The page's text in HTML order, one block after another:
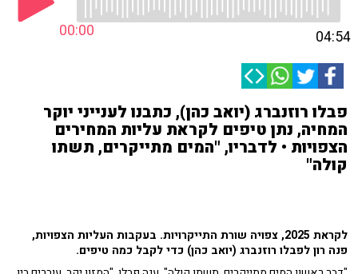
00:00 04:54
פבלו רוזנברג (יואב כהן), כתבנו לענייני יוקר
המחיה, נתן טיפים לקראת עליות המחירים
הצפויות • לדבריו, "המים מתייקרים, תשתו
קולה"
לקראת 2025, צפויה שורת התייקרויות. בעקבות העליות הצפויות,
פנה רון לפבלו רוזנברג (יואב כהן) כדי לקבל כמה טיפים.